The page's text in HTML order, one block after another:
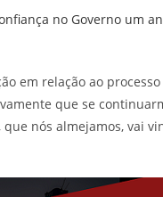
em relação ao processo
que se
nós almejamos, vai